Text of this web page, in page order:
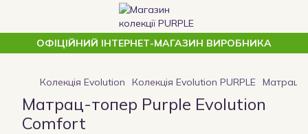
ОФІЦІЙНИЙ ІНТЕРНЕТ-МАГАЗИН ВИРОБНИКА
Колекція Evolution Колекція Evolution PURPLE Матрац-
Матрац-топер Purple Evolution
Comfort